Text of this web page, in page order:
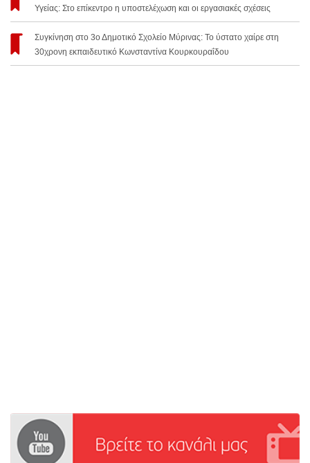
Υγείας: Στο επίκεντρο η υποστελέχωση και οι εργασιακές σχέσεις
Συγκίνηση στο 3ο Δημοτικό Σχολείο Μύρινας: Το ύστατο χαίρε στη
30χρονη εκπαιδευτικό Κωνσταντίνα Κουρκουραΐδου